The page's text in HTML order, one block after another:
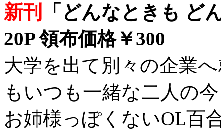
新刊
「どんなときも ど
20P 領布価格￥300
大学を出て別々の企業
もいつも一緒な二人の
お姉様っぽくないOL百